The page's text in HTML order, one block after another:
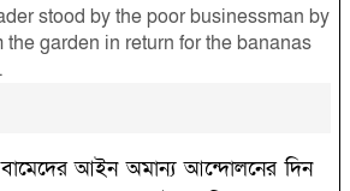
আইন অমান্য আন্দোলনের দিন